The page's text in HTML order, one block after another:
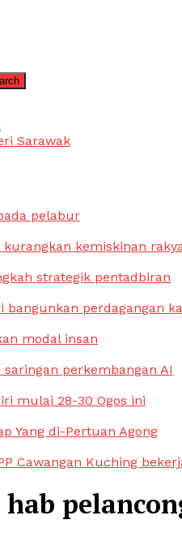
Sarawak
pelabur
kemiskinan
strategik pentadbiran
bangunkan perdagangan
modal insan
perkembangan AI
mulai 28-30 Ogos ini
Yang di-Pertuan Agong
Cawangan Kuching